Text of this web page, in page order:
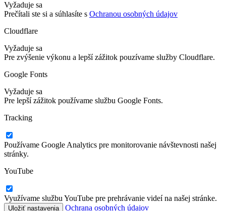
Vyžaduje sa
Prečítali ste si a súhlasíte s Ochranou osobných údajov
Cloudflare
Vyžaduje sa
Pre zvýšenie výkonu a lepší zážitok pouzívame služby Cloudflare.
Google Fonts
Vyžaduje sa
Pre lepší zážitok používame službu Google Fonts.
Tracking
Používame Google Analytics pre monitorovanie návštevnosti našej
stránky.
YouTube
Využívame službu YouTube pre prehrávanie videí na našej stránke.
Ochrana osobných údajov